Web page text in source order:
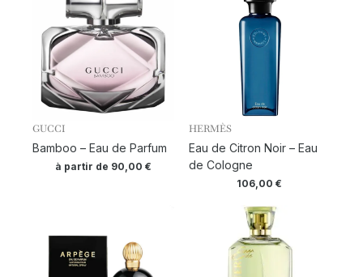
GUCCI
Bamboo – Eau de Parfum
à partir de 90,00€
HERMÈS
Eau de Citron Noir – Eau
de Cologne
106,00€